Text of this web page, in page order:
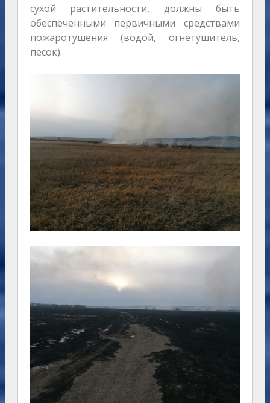
сухой растительности, должны быть
обеспеченными первичными средствами
пожаротушения (водой, огнетушитель,
песок).